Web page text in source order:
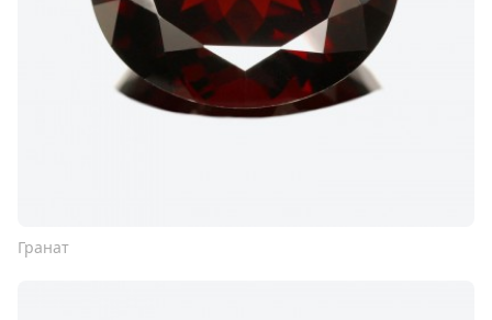
Гранат